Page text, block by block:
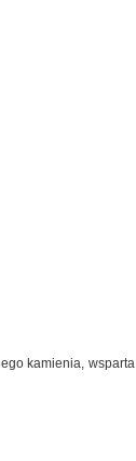
kamienia, wsparta